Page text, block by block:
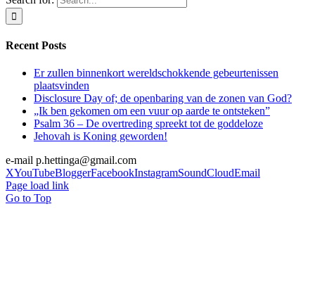
Recent Posts
Er zullen binnenkort wereldschokkende gebeurtenissen
plaatsvinden
Disclosure Day of; de openbaring van de zonen van God?
„Ik ben gekomen om een vuur op aarde te ontsteken”
Psalm 36 – De overtreding spreekt tot de goddeloze
Jehovah is Koning geworden!
e-mail p.hettinga@gmail.com
XYouTubeBloggerFacebookInstagramSoundCloudEmail
Page load link
Go to Top